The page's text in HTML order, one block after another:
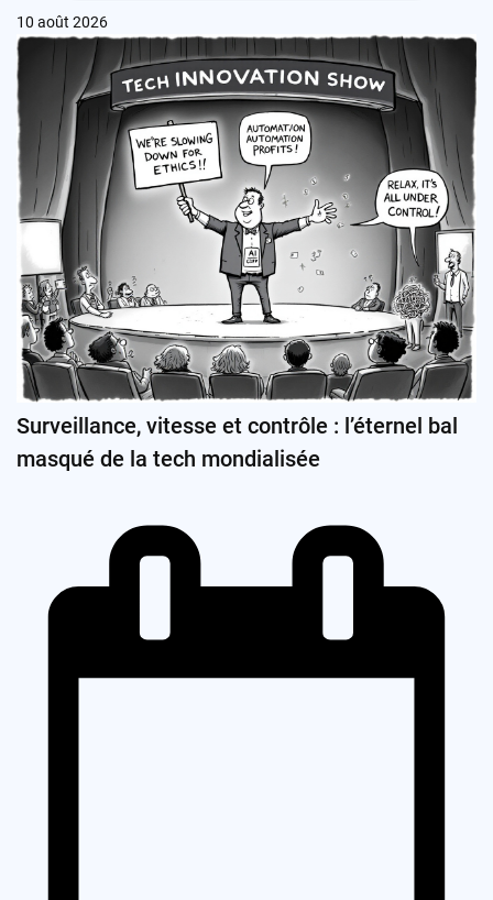
10 août 2026
Surveillance, vitesse et contrôle : l’éternel bal
masqué de la tech mondialisée